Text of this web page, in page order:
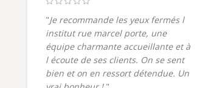
"Je recommande les yeux fermés l
institut rue marcel porte, une
équipe charmante accueillante et à
l écoute de ses clients. On se sent
bien et on en ressort détendue. Un